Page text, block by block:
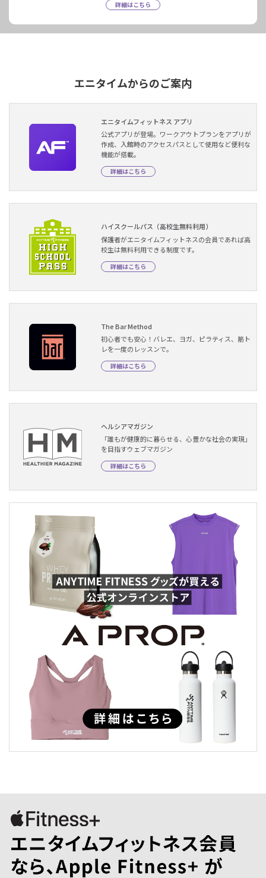
詳細はこちら
エニタイムからのご案内
エニタイムフィットネス アプリ
公式アプリが登場。ワークアウトプランをアプリが
作成、入館時のアクセスパスとして使用など便利な
機能が搭載。
詳細はこちら
ハイスクールパス（高校生無料利用）
保護者がエニタイムフィットネスの会員であれば高
校生は無料利用できる制度です。
詳細はこちら
The Bar Method
初心者でも安心！バレエ、ヨガ、ピラティス、筋ト
レを一度のレッスンで。
詳細はこちら
ヘルシアマガジン
「誰もが健康的に暮らせる、心豊かな社会の実現」
を目指すウェブマガジン
詳細はこちら